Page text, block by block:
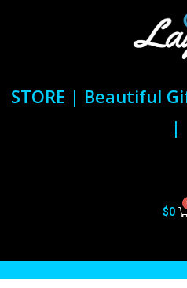
STORE | Beautiful
|
$0